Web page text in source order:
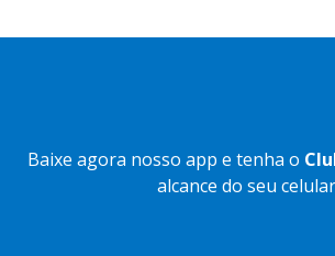
Baixe agora nosso app e tenha o
alcance do seu celular